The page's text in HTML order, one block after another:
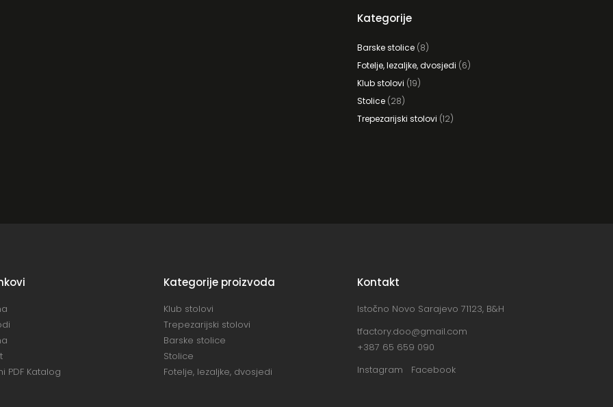
Kategorije
Barske stolice (8)
Fotelje, lezaljke, dvosjedi (6)
Klub stolovi (19)
Stolice (28)
Trepezarijski stolovi (12)
PDF Katalog
Kategorije proizvoda
Klub stolovi
Trepezarijski stolovi
Barske stolice
Stolice
Fotelje, lezaljke, dvosjedi
Kontakt
Istočno Novo Sarajevo 71123, B&H
tfactory.doo@gmail.com
+387 65 659 090
Instagram Facebook